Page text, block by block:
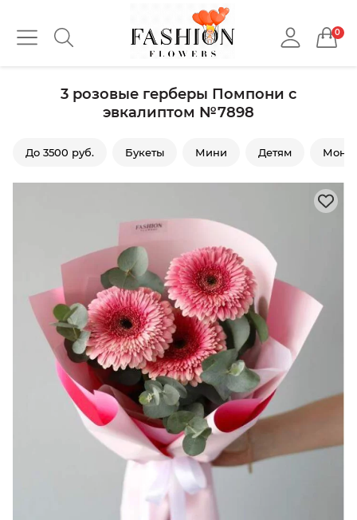
0
3 розовые герберы Помпони с
эвкалиптом №7898
До 3500 руб. Букеты Мини Детям Моно